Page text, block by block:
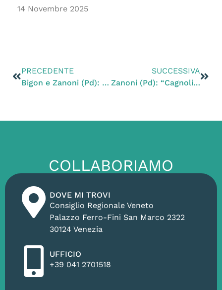
14 Novembre 2025
PRECEDENTE
Bigon e Zanoni (Pd): “Basta discariche a Verona, interrogazione su Cà Baldassarre”
SUCCESSIVA
Zanoni (Pd): “Cagnolina lanciata dal finestrino, vicinanza alla ragazza coraggiosa che ha denunciato. Consiglio approvi Pdl per tutelare gli animali d’affezione”
COLLABORIAMO
DOVE MI TROVI
Consiglio Regionale Veneto
Palazzo Ferro-Fini San Marco 2322
30124 Venezia
UFFICIO
+39 041 2701518